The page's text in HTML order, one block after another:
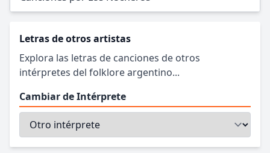
Letras de otros artistas
Explora las letras de canciones de otros
intérpretes del folklore argentino...
Cambiar de Intérprete